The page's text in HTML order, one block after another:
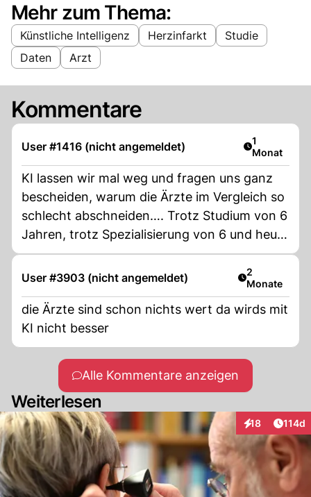
Mehr zum Thema:
Künstliche Intelligenz Herzinfarkt
Studie
Daten
Arzt
Kommentare
User #1416 (nicht angemeldet) Artikel
1
Monat
KI lassen wir mal weg und fragen uns ganz
bescheiden, warum die Ärzte im Vergleich so
schlecht abschneiden…. Trotz Studium von 6
Jahren, trotz Spezialisierung von 6 und heute
mehr Jahren. Wir brauchen in jedem Fall viele
junge und neue Ärzte. Es wäre an der Zeit,
rechtzeitig einige Überlegungen anzustellen.
Die meisten Spitäler schreiben wieder
‚schwarze Zahlen‘, ist das ein Kriterium für
Qualität am Patienten? Besondrrs im Reha
bereich soll es sich ‚bezahlt‘ machen. Und
keiner reagiert - mir bleibt die Luft weg!!!
User #3903 (nicht angemeldet) Artikel
2
Monate
die Ärzte sind schon nichts wert da wirds mit
KI nicht besser
Alle Kommentare anzeigen
Weiterlesen
18
Interaktionen
114d